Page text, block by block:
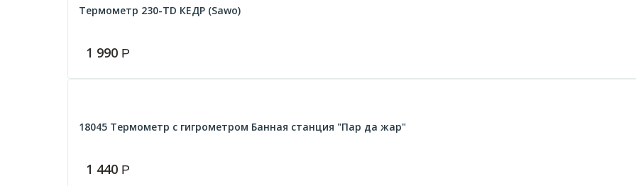
Термометр 230-TD КЕДР (Sawo)
1 990 Р
18045 Термометр с гигрометром Банная станция "Пар да жар"
1 440 Р